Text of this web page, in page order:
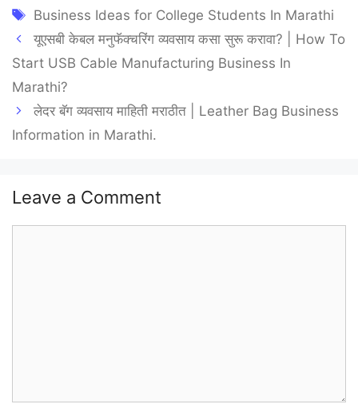
Tags
Business Ideas for College Students In Marathi
यूएसबी केबल मनुफॅक्चरिंग व्यवसाय कसा सुरू करावा? | How To
Start USB Cable Manufacturing Business In
Marathi?
लेदर बॅग व्यवसाय माहिती मराठीत | Leather Bag Business
Information in Marathi.
Leave a Comment